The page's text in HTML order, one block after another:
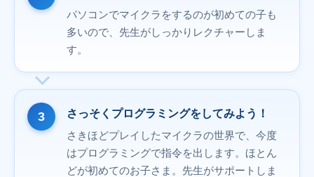
パソコンでマイクラをするのが初めての子も
多いので、先生がしっかりレクチャーしま
す。
さっそくプログラミングをしてみよう！
さきほどプレイしたマイクラの世界で、今度
はプログラミングで指令を出します。ほとん
どが初めてのお子さま。先生がサポートしま